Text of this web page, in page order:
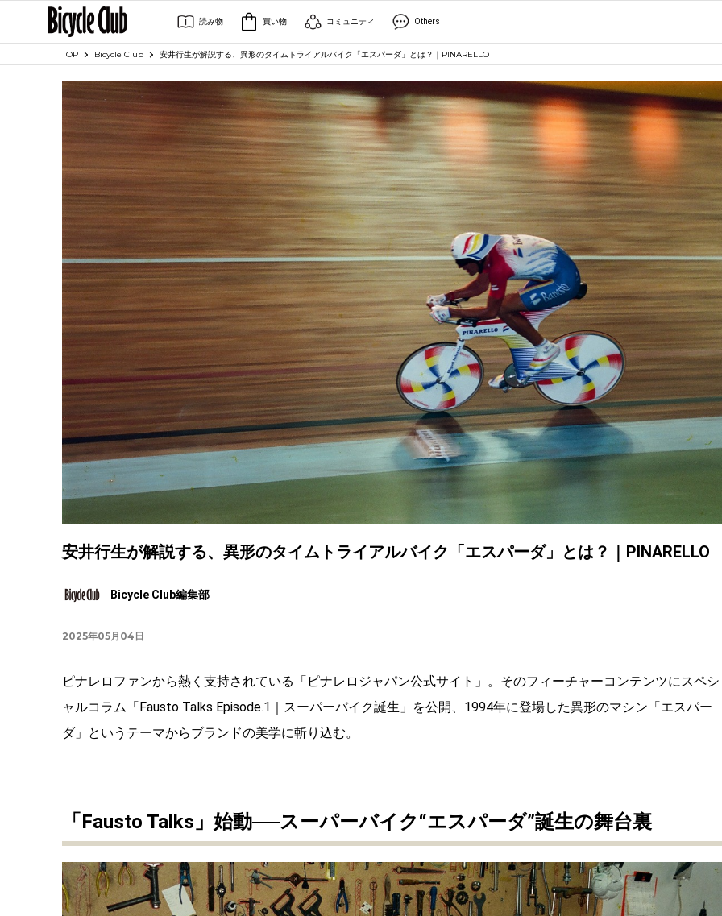
読み物 買い物 コミュニティ Others
TOP Bicycle Club 安井行生が解説する、異形のタイムトライアルバイク「エスパーダ」とは？｜PINARELLO
安井行生が解説する、異形のタイムトライアルバイク「エスパーダ」とは？｜PINARELLO
Bicycle Club編集部
2025年05月04日
ピナレロファンから熱く支持されている「ピナレロジャパン公式サイト」。そのフィーチャーコンテンツにスペシ
ャルコラム「Fausto Talks Episode.1｜スーパーバイク誕生」を公開、1994年に登場した異形のマシン「エスパー
ダ」というテーマからブランドの美学に斬り込む。
「Fausto Talks」始動──スーパーバイク“エスパーダ”誕生の舞台裏